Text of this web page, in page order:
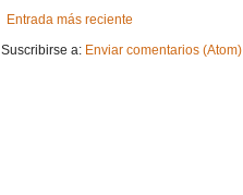
Entrada más reciente
Suscribirse a: Enviar comentarios (Atom)